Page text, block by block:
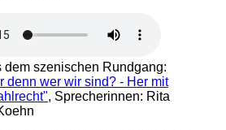
dem szenischen Rundgang:
denn wer wir sind? - Her mit
, Sprecherinnen: Rita